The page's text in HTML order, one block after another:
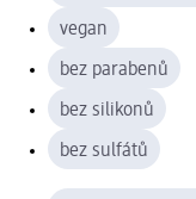
vegan
bez parabenů
bez silikonů
bez sulfátů